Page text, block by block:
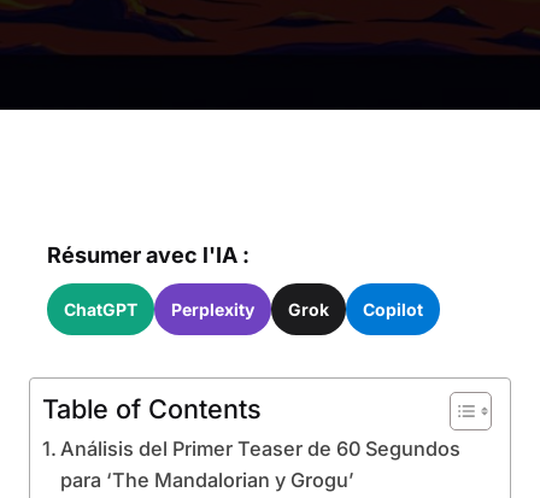
Résumer avec l'IA :
ChatGPT Perplexity Grok Copilot
Table of Contents
Análisis del Primer Teaser de 60 Segundos
para ‘The Mandalorian y Grogu’